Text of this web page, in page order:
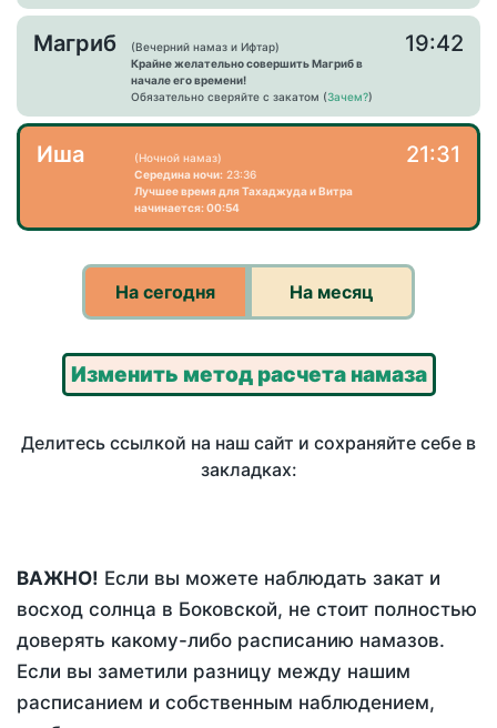
Магриб
(Вечерний намаз и Ифтар)
Крайне желательно совершить Магриб в
начале его времени!
Обязательно сверяйте с закатом (Зачем?)
19:42
Иша
(Ночной намаз)
Середина ночи: 23:36
Лучшее время для Тахаджуда и Витра
начинается: 00:54
21:31
На сегодня На месяц
Изменить метод расчета намаза
Делитесь ссылкой на наш сайт и сохраняйте себе в
закладках:
ВАЖНО! Если вы можете наблюдать закат и
восход солнца в Боковской, не стоит полностью
доверять какому-либо расписанию намазов.
Если вы заметили разницу между нашим
расписанием и собственным наблюдением,